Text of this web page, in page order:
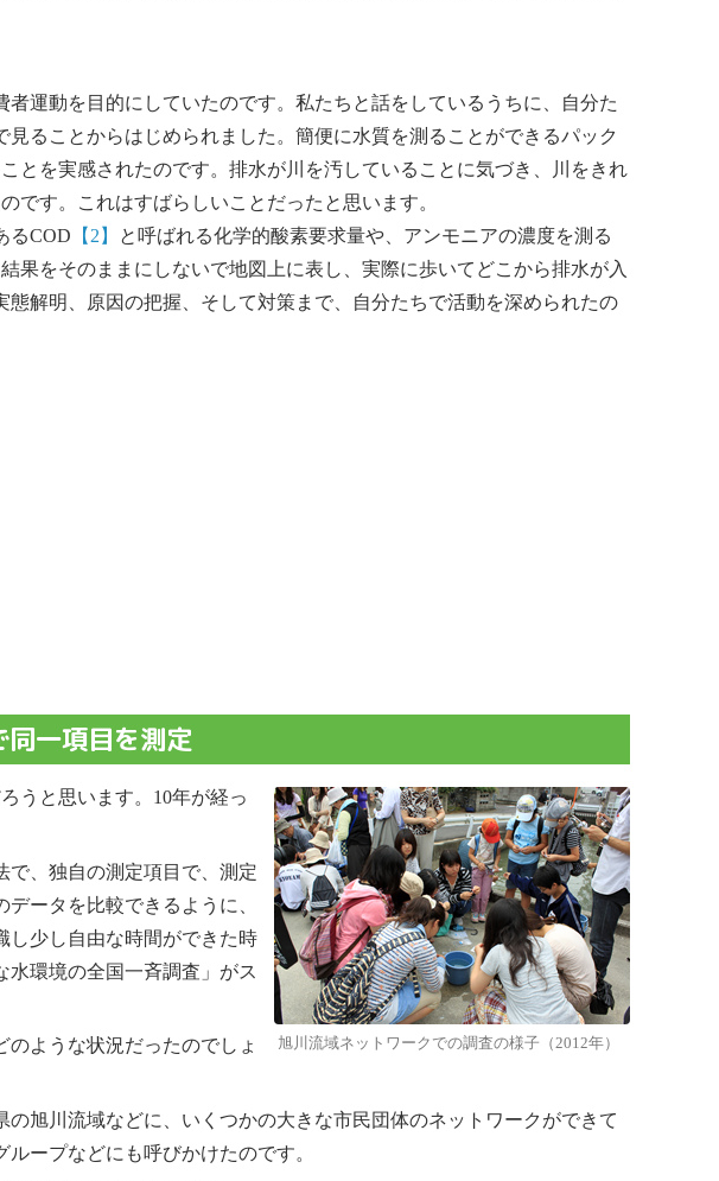
運動を目的にしていたのです。私たちと話をしているうちに、自分た
ることからはじめられました。簡便に水質を測ることができるパック
とを実感されたのです。排水が川を汚していることに気づき、川をきれ
です。これはすばらしいことだったと思います。
るCOD 【2】
と呼ばれる化学的酸素要求量や、アンモニアの濃度を測る
果をそのままにしないで地図上に表し、実際に歩いてどこから排水が入
解明、原因の把握、そして対策まで、自分たちで活動を深められたの
一項目を測定
旭川流域ネットワークでの調査の様子（2012年）
うと思います。10年が経っ
、独自の測定項目で、測定
ータを比較できるように、
し少し自由な時間ができた時
水環境の全国一斉調査」がス
ような状況だったのでしょ
旭川流域などに、いくつかの大きな市民団体のネットワークができて
ープなどにも呼びかけたのです。